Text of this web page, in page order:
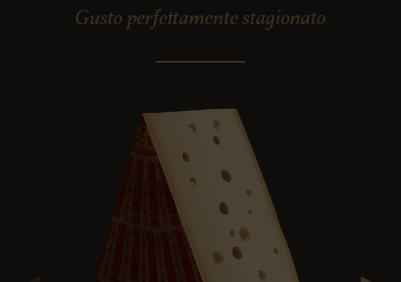
Gusto perfettamente stagionato